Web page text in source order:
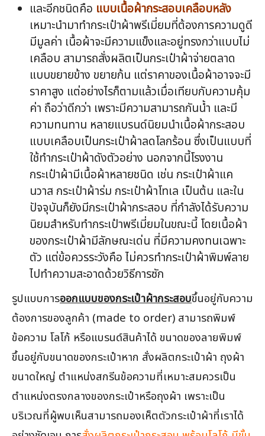
และอีกชนิดคือ แบบเนื้อผ้ากระสอบเคลือบหลัง
เหมาะนำมาทำกระเป๋าผ้าพรีเมี่ยมที่ต้องการความดูดี
มีมูลค่า เนื้อผ้าจะมีความแข็งและอยู่ทรงกว่าแบบไม่
เคลือบ สามารถสั่งผลิตเป็นกระเป๋าผ้าจ่ายตลาด
แบบขยายข้าง ขยายก้น แต่ราคาของเนื้อผ้าอาจจะมี
ราคาสูง แต่อย่างไรก็ตามแล้วเมื่อเทียบกับความคุ้ม
ค่า ถือว่าดีกว่า เพราะมีความสามารถกันน้ำ และมี
ความทนทาน หลายแบรนด์นิยมนำเนื้อผ้ากระสอบ
แบบเคลือบเป็นกระเป๋าผ้าลดโลกร้อน ซึ่งเป็นแบบที่
ใช้ทำกระเป๋าผ้าดังตัวอย่าง นอกจากนี้โรงงาน
กระเป๋าผ้ามีเนื้อผ้าหลายชนิด เช่น กระเป๋าผ้าแค
นวาส กระเป๋าผ้าร่ม กระเป๋าผ้าโทเล เป็นต้น และใน
ปัจจุบันก็ยังมีกระเป๋าผ้ากระสอบ ที่กำลังได้รับความ
นิยมสำหรับทำกระเป๋าพรีเมี่ยมในขณะนี้ โดยเนื้อผ้า
ของกระเป๋าผ้ามีลักษณะเด่น ที่มีความคงทนเฉพาะ
ตัว แต่ข้อควรระวังคือ ไม่ควรทำกระเป๋าผ้าพิมพ์ลาย
ไปทำความสะอาดด้วยวิธีการซัก
รูปแบบการออกแบบของกระเป๋าผ้ากระสอบขึ้นอยู่กับความ
ต้องการของลูกค้า (made to order) สามารถพิมพ์
ข้อความ โลโก้ หรือแบรนด์สินค้าได้ ขนาดของลายพิมพ์
ขึ้นอยู่กับขนาดของกระเป๋าหาก สั่งผลิตกระเป๋าผ้า ถุงผ้า
ขนาดใหญ่ ตำแหน่งสกรีนข้อความที่เหมาะสมควรเป็น
ตำแหน่งตรงกลางของกระเป๋าหรือถุงผ้า เพราะเป็น
บริเวณที่ผู้พบเห็นสามารถมองเห็ตตัวกระเป๋าผ้าที่เราได้